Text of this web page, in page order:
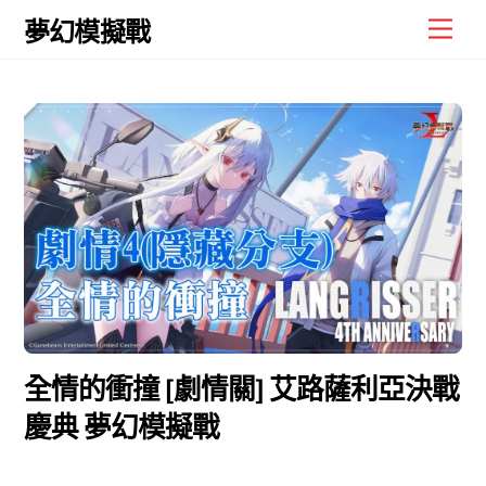
Skip
夢幻模擬戰
全情的衝撞 [劇情關] 艾路薩利亞決戰
慶典 夢幻模擬戰